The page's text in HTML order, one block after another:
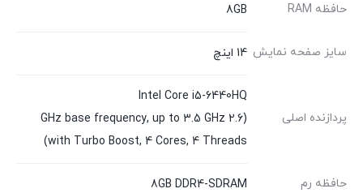
حافظه RAM 8GB
سایز صفحه نمایش 14 اینچ
پردازنده اصلی
Intel Core i5-6440HQ
(2.6 GHz base frequency, up to 3.5 GHz
with Turbo Boost, 4 Cores, 4 Threads)
حافظه رم 8GB DDR4-SDRAM